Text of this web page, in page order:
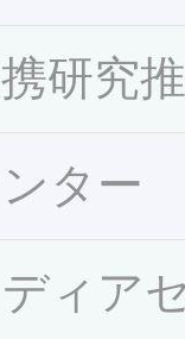
研究
ター
ィア